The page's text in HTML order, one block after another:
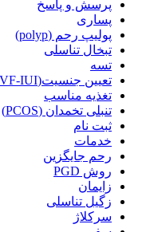
پرسش و پاسخ
پساری
پولیپ رحم (polyp)
تبخال تناسلی
تسه
تعیین جنسیت(IVF-IUI)
تغذیه مناسب
تنبلی تخمدان (PCOS)
ثبت نام
خدمات
رحم جایگزین
روش PGD
زایمان
زگیل تناسلی
سرکلاژ